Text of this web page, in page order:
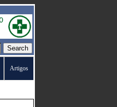
Artigos